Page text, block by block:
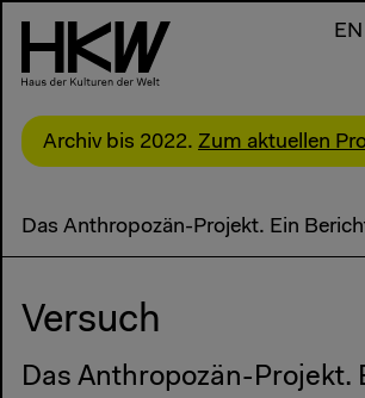
EN
Archiv bis 2022. Zum aktuellen
Das Anthropozän-Projekt. Ein
Versuch
Das Anthropozän-Projekt.